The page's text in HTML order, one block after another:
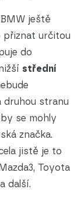
ještě
přiznat určitou
do
střední
druhou stranu
se mohly
značka.
jistě je to
Toyota
další.